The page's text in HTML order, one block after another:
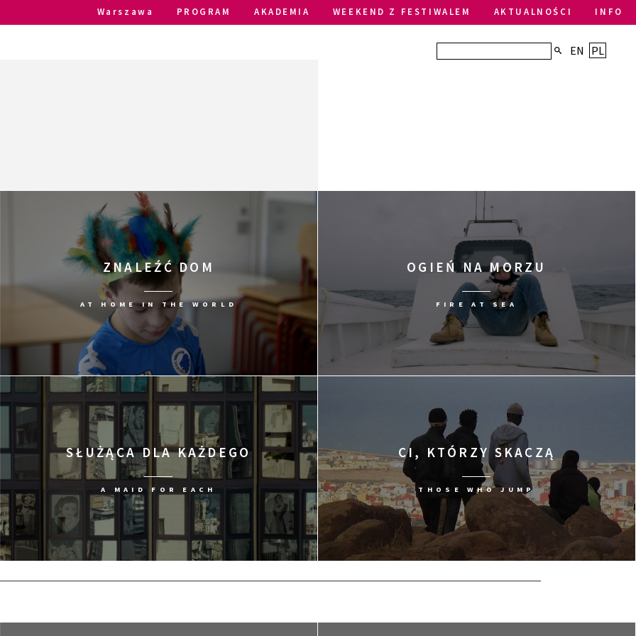
Warszawa PROGRAM AKADEMIA WEEKEND Z FESTIWALEM AKTUALNOŚCI INFO
EN PL
ZNALEŹĆ DOM
AT HOME IN THE WORLD
OGIEŃ NA MORZU
FIRE AT SEA
SŁUŻĄCA DLA KAŻDEGO
A MAID FOR EACH
CI, KTÓRZY SKACZĄ
THOSE WHO JUMP